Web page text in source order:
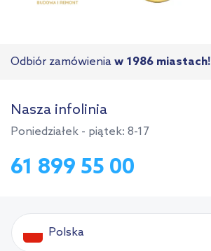
Odbiór zamówienia w 1986 miastach!
Nasza infolinia
Poniedziałek - piątek: 8-17
61 899 55 00
Polska